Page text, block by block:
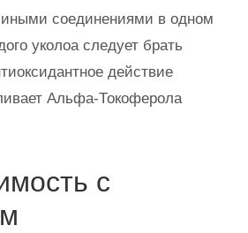
соединениями в одном
уколоа следует брать
действие
Альфа-Токоферола
с